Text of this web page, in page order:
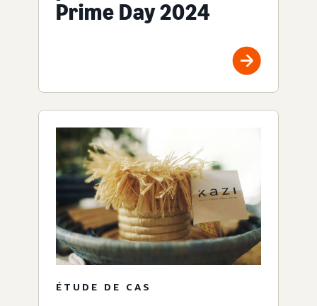
Prime Day 2024
ÉTUDE DE CAS